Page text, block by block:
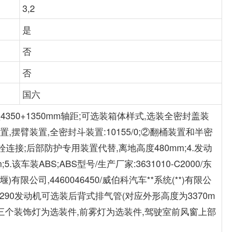
3,2
是
否
否
国六
轴距;可选装箱体样式,选装全密封盖装
,摆臂装置,全密封斗装置:10155/0;②翻桶装置和半密
接;后部防护专用装置代替,离地高度480mm;4.发动
该车装ABS;ABS型号/生产厂家:3631010-C2000/东
)有限公司,4460046450/威伯科汽车**系统(**)有限公
发动机可选装后背式排气管(对应外形高度为3370m
装饰灯为选装件,前雾灯为选装件,驾驶室前风窗上部